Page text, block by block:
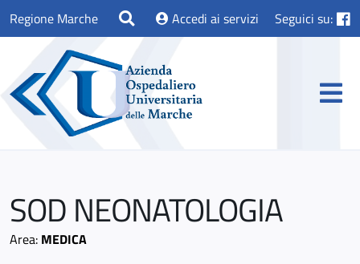
Regione Marche Accedi ai servizi Seguici su:
SOD NEONATOLOGIA
Area: MEDICA